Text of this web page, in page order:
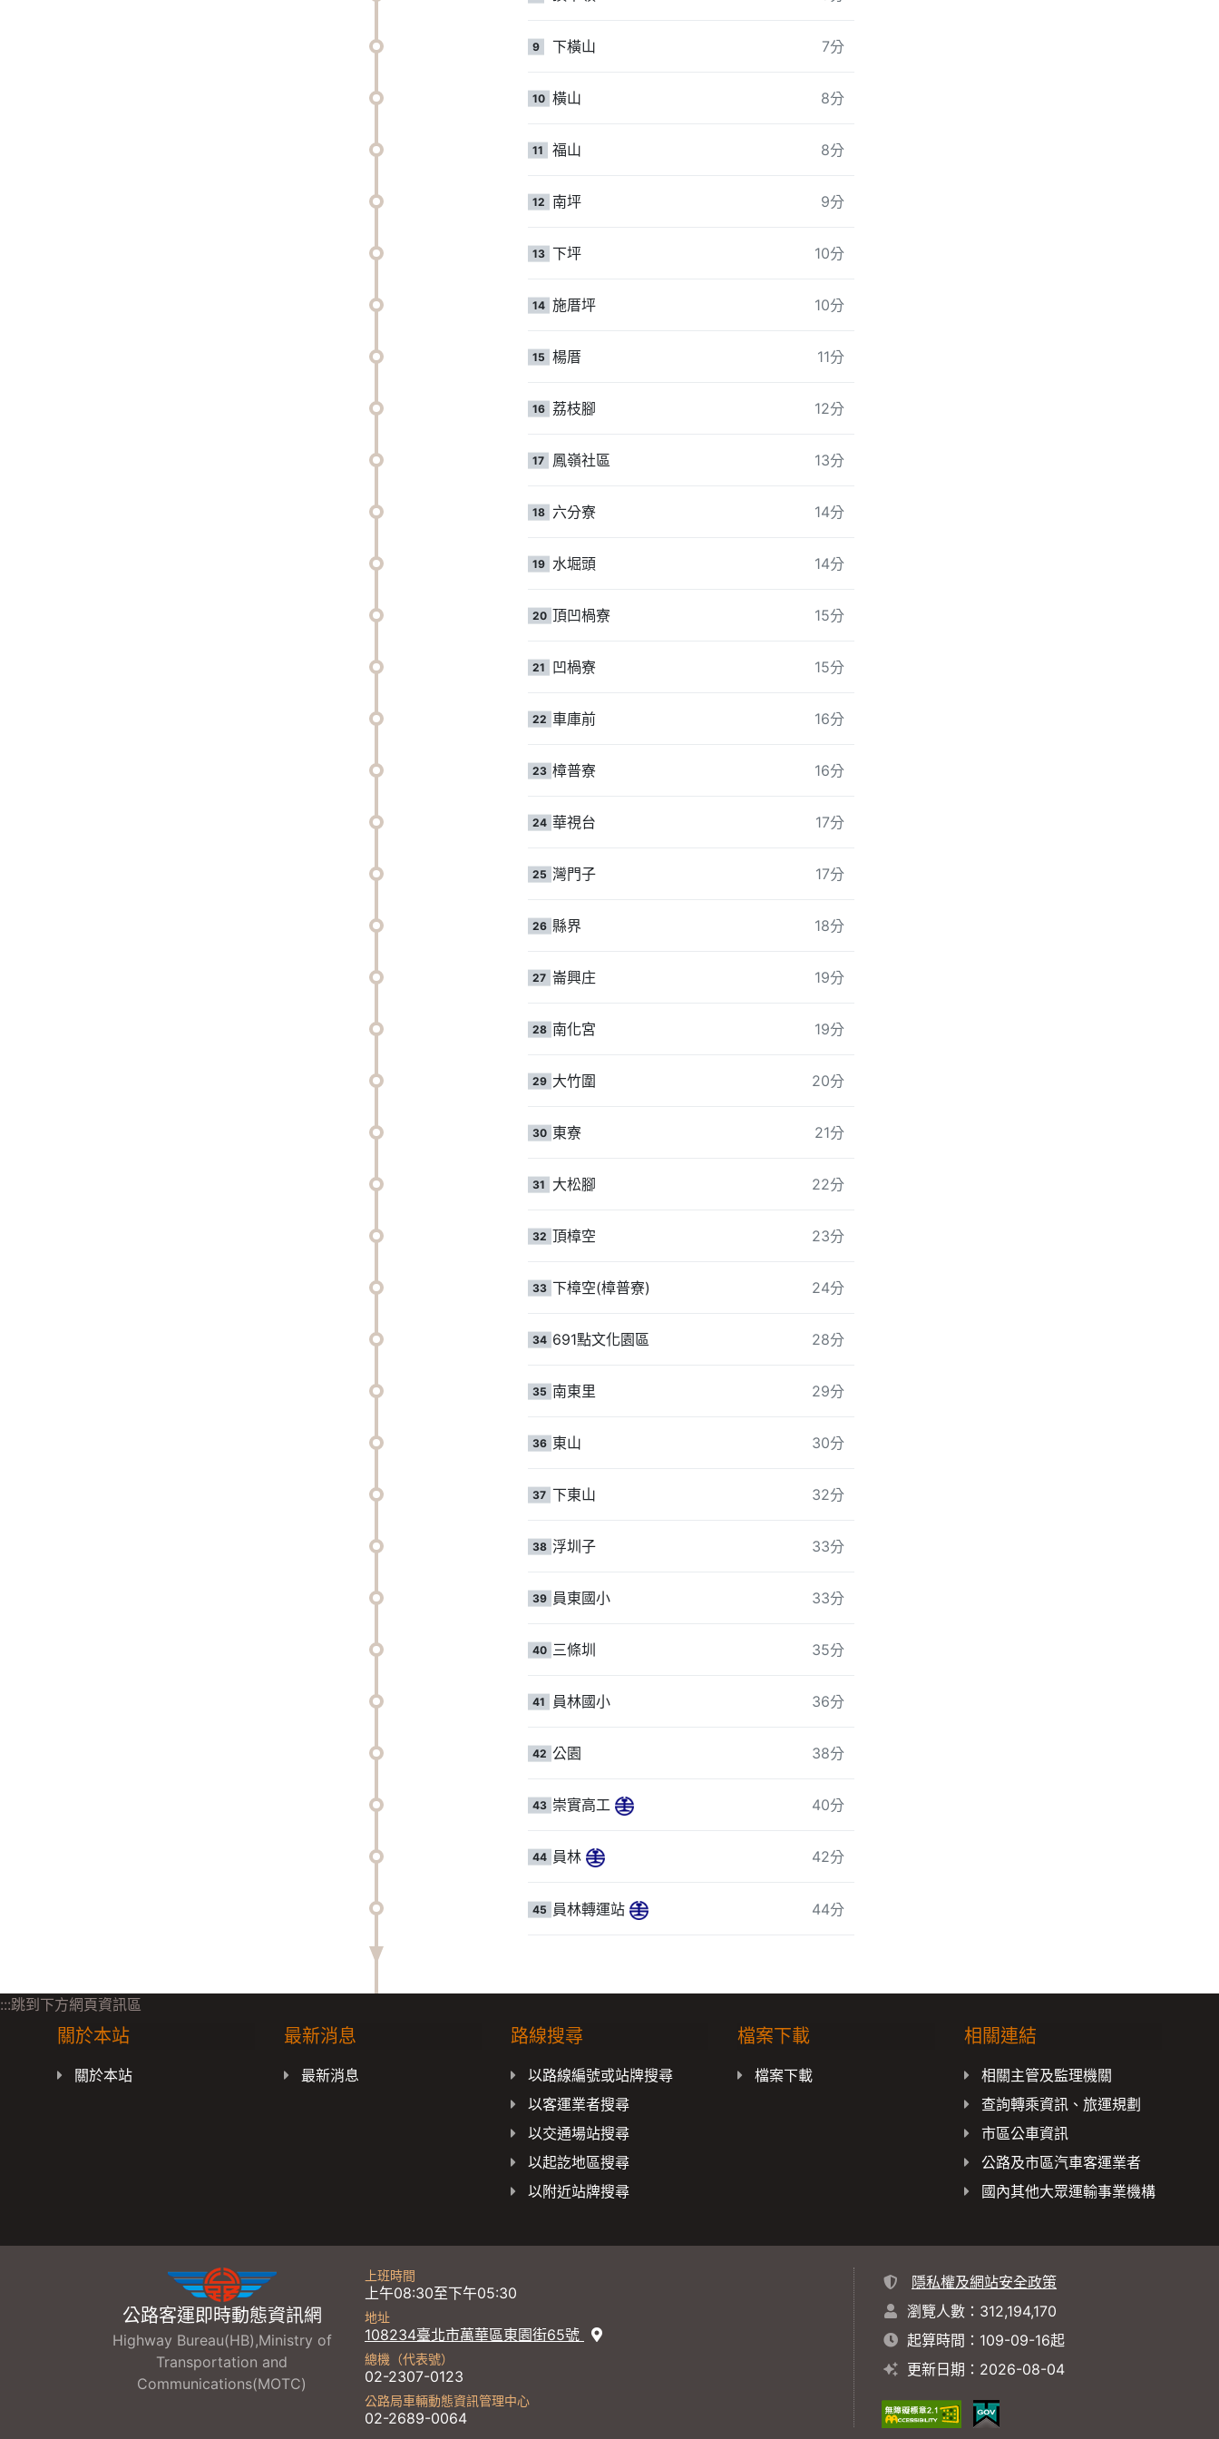
9 下橫山 7分
10 橫山 8分
11 福山 8分
12 南坪 9分
13 下坪 10分
14 施厝坪 10分
15 楊厝 11分
16 荔枝腳 12分
17 鳳嶺社區 13分
18 六分寮 14分
19 水堀頭 14分
20 頂凹楇寮 15分
21 凹楇寮 15分
22 車庫前 16分
23 樟普寮 16分
24 華視台 17分
25 灣門子 17分
26 縣界 18分
27 崙興庄 19分
28 南化宮 19分
29 大竹圍 20分
30 東寮 21分
31 大松腳 22分
32 頂樟空 23分
33 下樟空(樟普寮) 24分
34 691點文化園區 28分
35 南東里 29分
36 東山 30分
37 下東山 32分
38 浮圳子 33分
39 員東國小 33分
40 三條圳 35分
41 員林國小 36分
42 公園 38分
43 崇實高工 40分
44 員林 42分
45 員林轉運站 44分
:::跳到下方網頁資訊區
關於本站
關於本站
最新消息
最新消息
路線搜尋
以路線編號或站牌搜尋
以客運業者搜尋
以交通場站搜尋
以起訖地區搜尋
以附近站牌搜尋
檔案下載
檔案下載
相關連結
相關主管及監理機關
查詢轉乘資訊、旅運規劃
市區公車資訊
公路及市區汽車客運業者
國內其他大眾運輸事業機構
公路客運即時動態資訊網
Highway Bureau(HB),Ministry of
Transportation and
Communications(MOTC)
上班時間
上午08:30至下午05:30
地址
108234臺北市萬華區東園街65號
總機（代表號）
02-2307-0123
公路局車輛動態資訊管理中心
02-2689-0064
隱私權及網站安全政策
瀏覽人數：312,194,170
起算時間：109-09-16起
更新日期：2026-08-04